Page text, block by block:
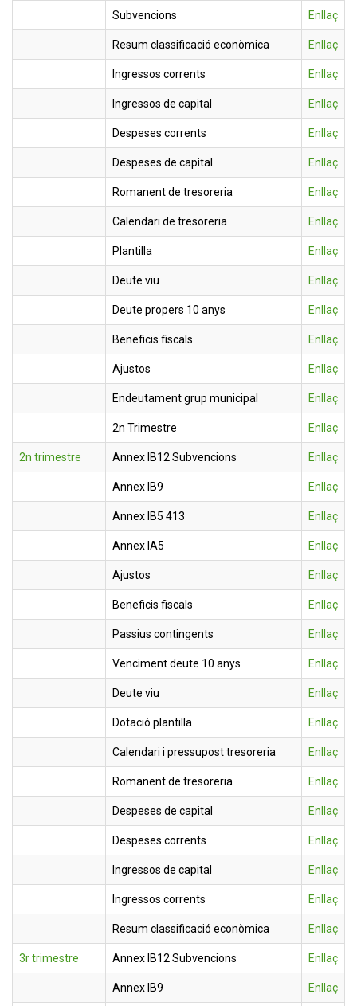
Subvencions Enllaç
Resum classificació econòmica Enllaç
Ingressos corrents Enllaç
Ingressos de capital Enllaç
Despeses corrents Enllaç
Despeses de capital Enllaç
Romanent de tresoreria Enllaç
Calendari de tresoreria Enllaç
Plantilla Enllaç
Deute viu Enllaç
Deute propers 10 anys Enllaç
Beneficis fiscals Enllaç
Ajustos Enllaç
Endeutament grup municipal Enllaç
2n Trimestre Enllaç
2n trimestre Annex IB12 Subvencions Enllaç
Annex IB9 Enllaç
Annex IB5 413 Enllaç
Annex IA5 Enllaç
Ajustos Enllaç
Beneficis fiscals Enllaç
Passius contingents Enllaç
Venciment deute 10 anys Enllaç
Deute viu Enllaç
Dotació plantilla Enllaç
Calendari i pressupost tresoreria Enllaç
Romanent de tresoreria Enllaç
Despeses de capital Enllaç
Despeses corrents Enllaç
Ingressos de capital Enllaç
Ingressos corrents Enllaç
Resum classificació econòmica Enllaç
3r trimestre Annex IB12 Subvencions Enllaç
Annex IB9 Enllaç